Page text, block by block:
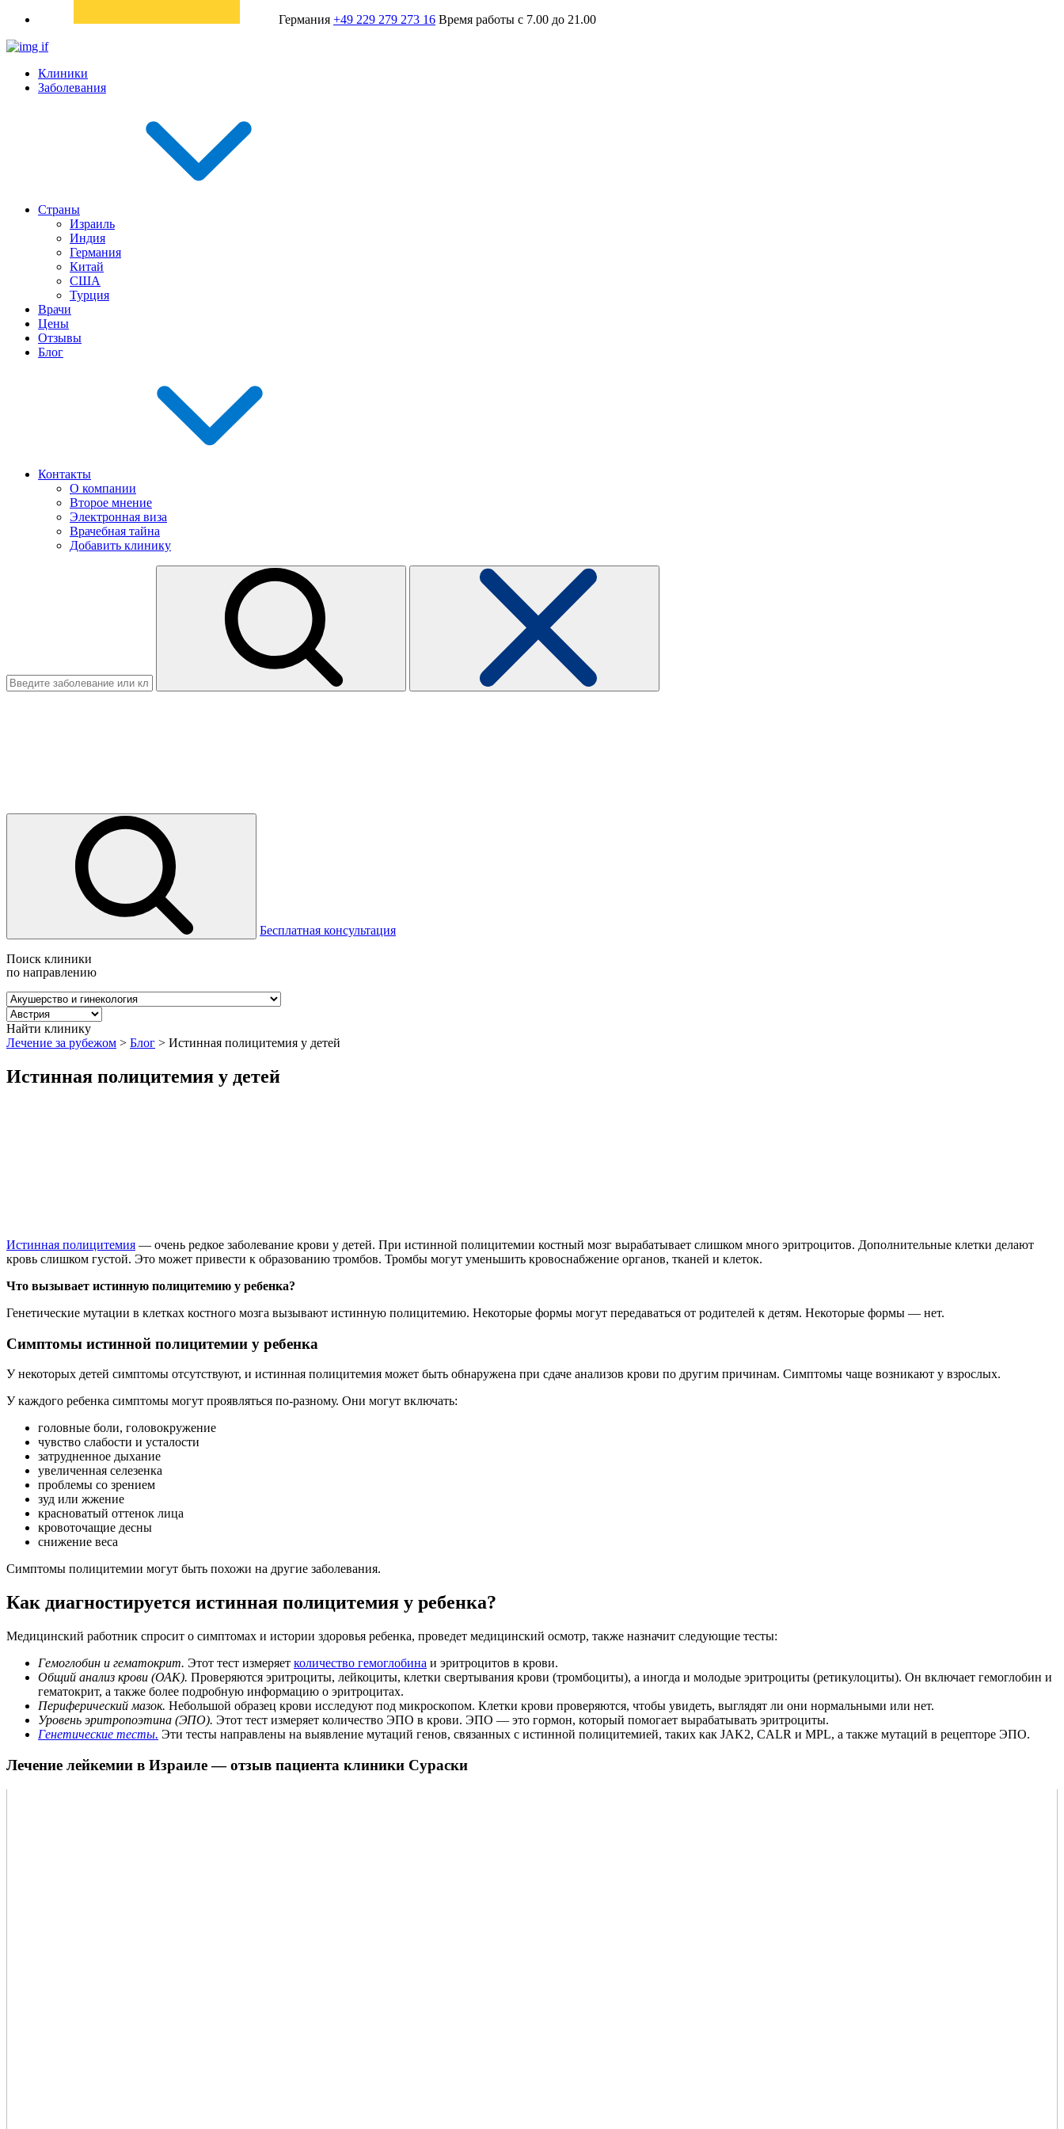
Германия +49 229 279 273 16 Время работы с 7.00 до 21.00
Клиники
Заболевания
Страны
Израиль
Индия
Германия
Китай
США
Турция
Врачи
Цены
Отзывы
Блог
Контакты
О компании
Второе мнение
Электронная виза
Врачебная тайна
Добавить клинику
Бесплатная консультация
Поиск клиники
по направлению
Найти клинику
Лечение за рубежом > Блог > Истинная полицитемия у детей
Истинная полицитемия у детей
Истинная полицитемия — очень редкое заболевание крови у детей. При истинной полицитемии костный мозг вырабатывает слишком много эритроцитов. Дополнительные клетки делают
кровь слишком густой. Это может привести к образованию тромбов. Тромбы могут уменьшить кровоснабжение органов, тканей и клеток.
Что вызывает истинную полицитемию у ребенка?
Генетические мутации в клетках костного мозга вызывают истинную полицитемию. Некоторые формы могут передаваться от родителей к детям. Некоторые формы — нет.
Симптомы истинной полицитемии у ребенка
У некоторых детей симптомы отсутствуют, и истинная полицитемия может быть обнаружена при сдаче анализов крови по другим причинам. Симптомы чаще возникают у взрослых.
У каждого ребенка симптомы могут проявляться по-разному. Они могут включать:
головные боли, головокружение
чувство слабости и усталости
затрудненное дыхание
увеличенная селезенка
проблемы со зрением
зуд или жжение
красноватый оттенок лица
кровоточащие десны
снижение веса
Симптомы полицитемии могут быть похожи на другие заболевания.
Как диагностируется истинная полицитемия у ребенка?
Медицинский работник спросит о симптомах и истории здоровья ребенка, проведет медицинский осмотр, также назначит следующие тесты:
Гемоглобин и гематокрит. Этот тест измеряет количество гемоглобина и эритроцитов в крови.
Общий анализ крови (ОАК). Проверяются эритроциты, лейкоциты, клетки свертывания крови (тромбоциты), а иногда и молодые эритроциты (ретикулоциты). Он включает гемоглобин и
гематокрит, а также более подробную информацию о эритроцитах.
Периферический мазок. Небольшой образец крови исследуют под микроскопом. Клетки крови проверяются, чтобы увидеть, выглядят ли они нормальными или нет.
Уровень эритропоэтина (ЭПО). Этот тест измеряет количество ЭПО в крови. ЭПО — это гормон, который помогает вырабатывать эритроциты.
Генетические тесты. Эти тесты направлены на выявление мутаций генов, связанных с истинной полицитемией, таких как JAK2, CALR и MPL, а также мутаций в рецепторе ЭПО.
Лечение лейкемии в Израиле — отзыв пациента клиники Сураски